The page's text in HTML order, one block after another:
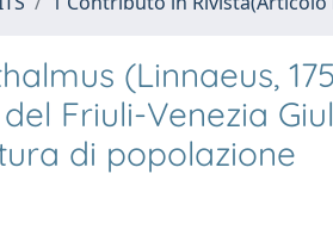
(Linnaeus,
Friuli-Venezia
di popolazione